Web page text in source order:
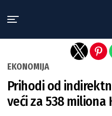
EKONOMIJA
Prihodi od
veći za 538 miliona